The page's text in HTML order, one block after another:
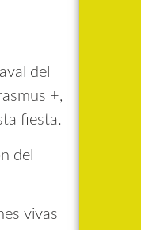
del
+,
fiesta.
del
vivas